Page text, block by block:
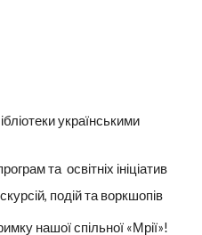
українськими
та освітніх ініціатив
подій та воркшопів
нашої спільної «Мрії»!